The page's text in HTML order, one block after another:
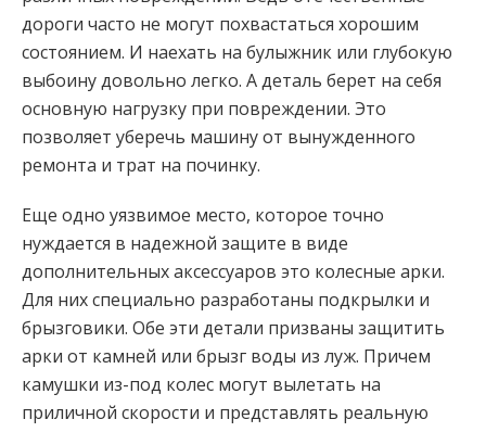
дороги часто не могут похвастаться хорошим
состоянием. И наехать на булыжник или глубокую
выбоину довольно легко. А деталь берет на себя
основную нагрузку при повреждении. Это
позволяет уберечь машину от вынужденного
ремонта и трат на починку.
Еще одно уязвимое место, которое точно
нуждается в надежной защите в виде
дополнительных аксессуаров это колесные арки.
Для них специально разработаны подкрылки и
брызговики. Обе эти детали призваны защитить
арки от камней или брызг воды из луж. Причем
камушки из-под колес могут вылетать на
приличной скорости и представлять реальную